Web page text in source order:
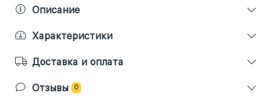
Описание
Характеристики
Доставка и оплата
Отзывы 0